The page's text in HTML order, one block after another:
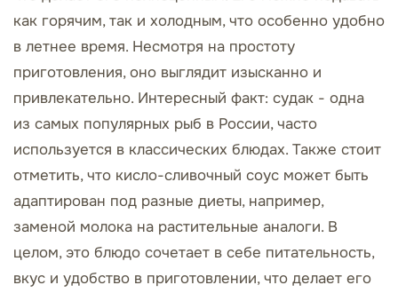
как горячим, так и холодным, что особенно удобно
в летнее время. Несмотря на простоту
приготовления, оно выглядит изысканно и
привлекательно. Интересный факт: судак - одна
из самых популярных рыб в России, часто
используется в классических блюдах. Также стоит
отметить, что кисло-сливочный соус может быть
адаптирован под разные диеты, например,
заменой молока на растительные аналоги. В
целом, это блюдо сочетает в себе питательность,
вкус и удобство в приготовлении, что делает его